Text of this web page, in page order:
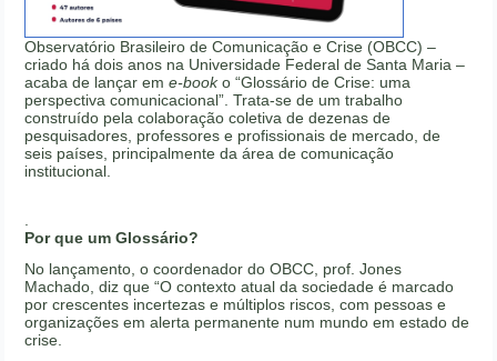
Observatório Brasileiro de Comunicação e Crise (OBCC) –
criado há dois anos na Universidade Federal de Santa Maria –
acaba de lançar eme-booko “Glossário de Crise: uma
perspectiva comunicacional”. Trata-se de um trabalho
construído pela colaboração coletiva de dezenas de
pesquisadores, professores e profissionais de mercado, de
seis países, principalmente da área de comunicação
institucional.
.
Por que um Glossário?
No lançamento, o coordenador do OBCC, prof. Jones
Machado, diz que “O contexto atual da sociedade é marcado
por crescentes incertezas e múltiplos riscos, com pessoas e
organizações em alerta permanente num mundo em estado de
crise.